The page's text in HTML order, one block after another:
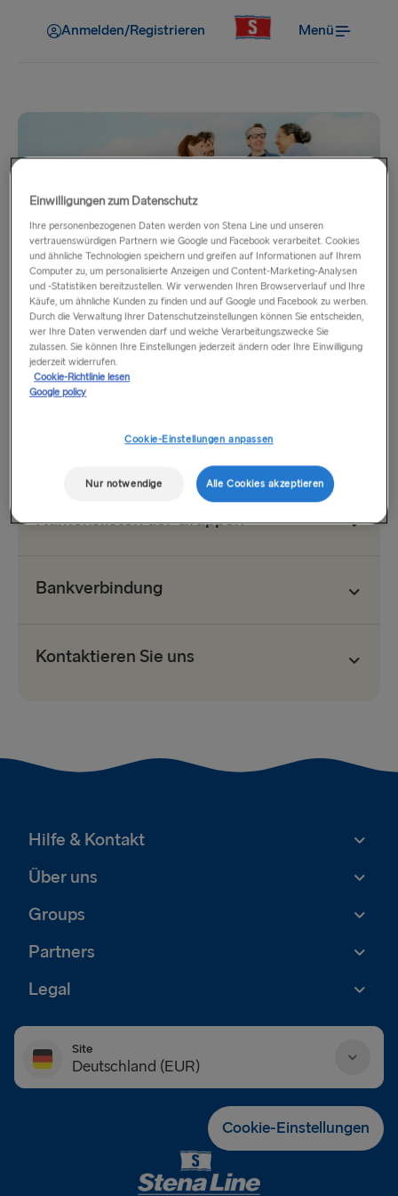
Anmelden/Registrieren Menü
Informationen zu
Gruppenreisen
Tarife für Gruppenreisen
Reservierungstipps
Namenslisten der Gruppen
Bankverbindung
Kontaktieren Sie uns
Hilfe & Kontakt
Über uns
Groups
Partners
Legal
Site
Deutschland (EUR)
Cookie-Einstellungen
Einwilligungen zum Datenschutz
Ihre personenbezogenen Daten werden von Stena Line und unseren
vertrauenswürdigen Partnern wie Google und Facebook verarbeitet. Cookies
und ähnliche Technologien speichern und greifen auf Informationen auf Ihrem
Computer zu, um personalisierte Anzeigen und Content-Marketing-Analysen
und -Statistiken bereitzustellen. Wir verwenden Ihren Browserverlauf und Ihre
Käufe, um ähnliche Kunden zu finden und auf Google und Facebook zu werben.
Durch die Verwaltung Ihrer Datenschutzeinstellungen können Sie entscheiden,
wer Ihre Daten verwenden darf und welche Verarbeitungszwecke Sie
zulassen. Sie können Ihre Einstellungen jederzeit ändern oder Ihre Einwilligung
jederzeit widerrufen.
Cookie-Richtlinie lesen
Google policy
Cookie-Einstellungen anpassen
Nur notwendige Alle Cookies akzeptieren